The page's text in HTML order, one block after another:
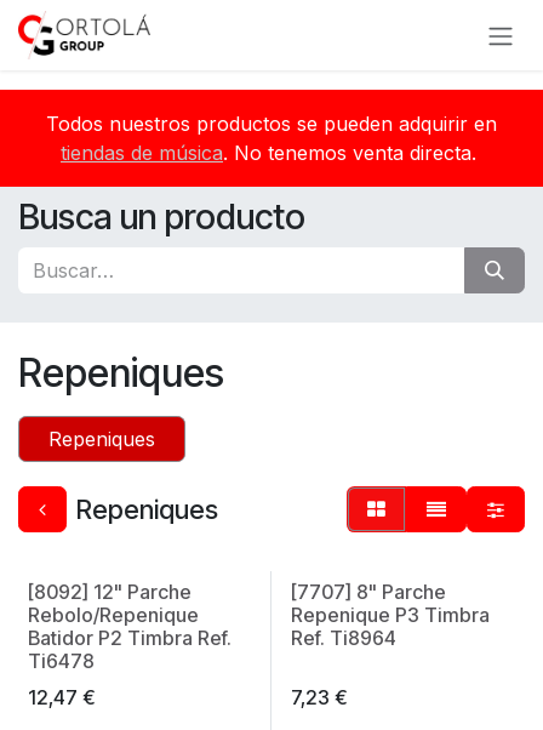
Ir al contenido
Todos nuestros productos se pueden adquirir en
tiendas de música. No tenemos venta directa.
Busca un producto
Repeniques
Repeniques
Repeniques
[8092] 12" Parche
Rebolo/Repenique
Batidor P2 Timbra Ref.
Ti6478
12,47 €
[7707] 8" Parche
Repenique P3 Timbra
Ref. Ti8964
7,23 €